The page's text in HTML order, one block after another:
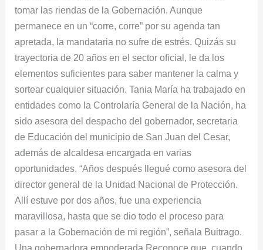
tomar las riendas de la Gobernación. Aunque
permanece en un “corre, corre” por su agenda tan
apretada, la mandataria no sufre de estrés. Quizás su
trayectoria de 20 años en el sector oficial, le da los
elementos suficientes para saber mantener la calma y
sortear cualquier situación. Tania María ha trabajado en
entidades como la Controlaría General de la Nación, ha
sido asesora del despacho del gobernador, secretaria
de Educación del municipio de San Juan del Cesar,
además de alcaldesa encargada en varias
oportunidades. “Años después llegué como asesora del
director general de la Unidad Nacional de Protección.
Allí estuve por dos años, fue una experiencia
maravillosa, hasta que se dio todo el proceso para
pasar a la Gobernación de mi región”, señala Buitrago.
Una gobernadora empoderada Reconoce que, cuando